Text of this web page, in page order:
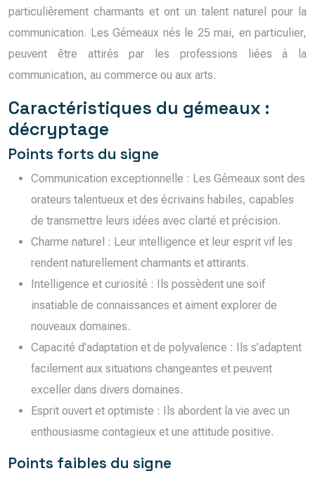
particulièrement charmants et ont un talent naturel pour la
communication. Les Gémeaux nés le 25 mai, en particulier,
peuvent être attirés par les professions liées à la
communication, au commerce ou aux arts.
Caractéristiques du gémeaux :
décryptage
Points forts du signe
Communication exceptionnelle : Les Gémeaux sont des
orateurs talentueux et des écrivains habiles, capables
de transmettre leurs idées avec clarté et précision.
Charme naturel : Leur intelligence et leur esprit vif les
rendent naturellement charmants et attirants.
Intelligence et curiosité : Ils possèdent une soif
insatiable de connaissances et aiment explorer de
nouveaux domaines.
Capacité d’adaptation et de polyvalence : Ils s’adaptent
facilement aux situations changeantes et peuvent
exceller dans divers domaines.
Esprit ouvert et optimiste : Ils abordent la vie avec un
enthousiasme contagieux et une attitude positive.
Points faibles du signe